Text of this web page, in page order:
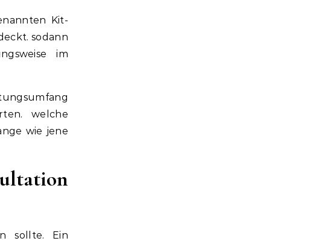
Kit-
sodann
im
welche
wie jene
sollte. Ein